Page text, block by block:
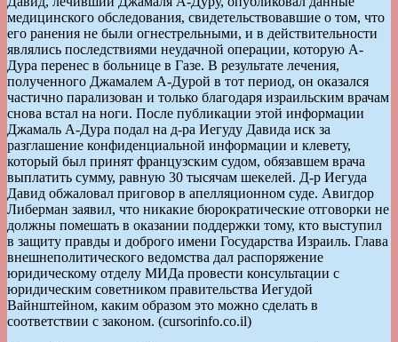
медицинского обследования, свидетельствовавшие о том, что
его ранения не были огнестрельными, и в действительности
являлись последствиями неудачной операции, которую А-
Дура перенес в больнице в Газе. В результате лечения,
полученного Джамалем А-Дурой в тот период, он оказался
частично парализован и только благодаря израильским врачам
снова встал на ноги. После публикации этой информации
Джамаль А-Дура подал на д-ра Иегуду Давида иск за
разглашение конфиденциальной информации и клевету,
который был принят французским судом, обязавшем врача
выплатить сумму, равную 30 тысячам шекелей. Д-р Иегуда
Давид обжаловал приговор в апелляционном суде. Авигдор
Либерман заявил, что никакие бюрократические отговорки не
должны помешать в оказании поддержки тому, кто выступил
в защиту правды и доброго имени Государства Израиль. Глава
внешнеполитического ведомства дал распоряжение
юридическому отделу МИДа провести консультации с
юридическим советником правительства Иегудой
Вайнштейном, каким образом это можно сделать в
соответствии с законом. (cursorinfo.co.il)